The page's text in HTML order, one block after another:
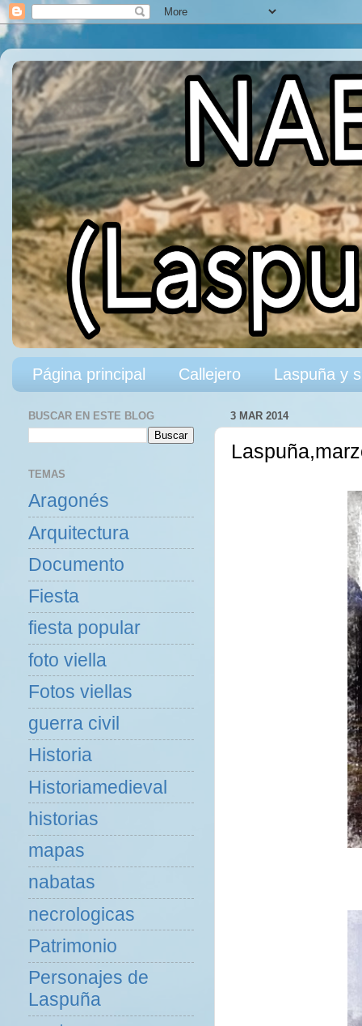
Página principal Callejero Laspuña y
3 MAR 2014
BUSCAR EN ESTE BLOG
TEMAS
Aragonés
Arquitectura
Documento
Fiesta
fiesta popular
foto viella
Fotos viellas
guerra civil
Historia
Historiamedieval
historias
mapas
nabatas
necrologicas
Patrimonio
Personajes de
Laspuña